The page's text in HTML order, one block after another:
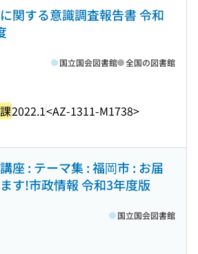
関する意識調査報告書 令和
2022.1<AZ-1311-M1738>
国立国会図書館 全国の図書館
座 : テーマ集 : 福岡市 : お届
す!市政情報 令和3年度版
国立国会図書館